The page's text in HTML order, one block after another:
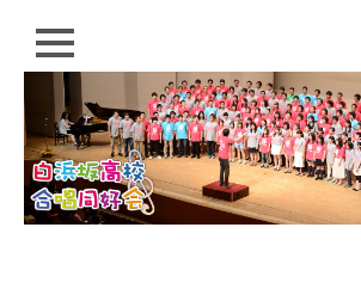
じ
HOME
PROFILE